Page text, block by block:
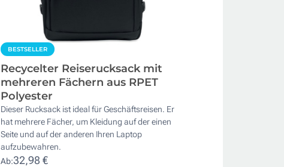
BESTSELLER
Recycelter Reiserucksack mit
mehreren Fächern aus RPET
Polyester
Dieser Rucksack ist ideal für Geschäftsreisen. Er
hat mehrere Fächer, um Kleidung auf der einen
Seite und auf der anderen Ihren Laptop
aufzubewahren.
Ab:32,98 €